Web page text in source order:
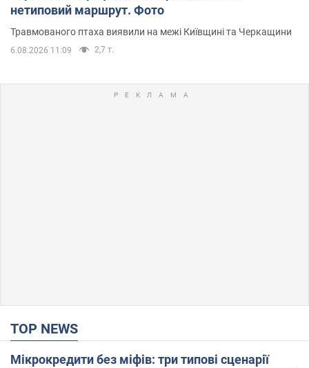
нетиповий маршрут. Фото
Травмованого птаха виявили на межі Київщині та Черкащини
6.08.2026 11:09 2,7 т.
TOP NEWS
Мікрокредити без міфів: три типові сценарії